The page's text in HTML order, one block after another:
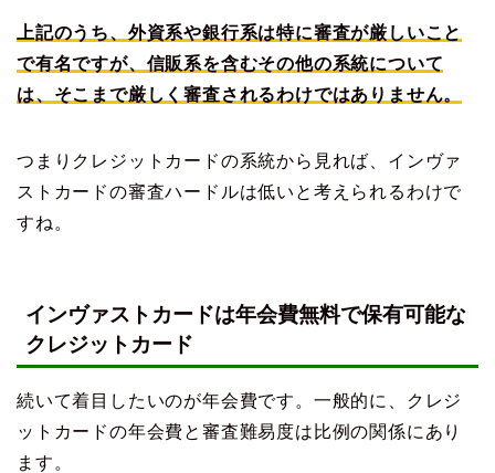
上記のうち、外資系や銀行系は特に審査が厳しいこと
で有名ですが、信販系を含むその他の系統について
は、そこまで厳しく審査されるわけではありません。
つまりクレジットカードの系統から見れば、インヴァ
ストカードの審査ハードルは低いと考えられるわけで
すね。
インヴァストカードは年会費無料で保有可能な
クレジットカード
続いて着目したいのが年会費です。一般的に、クレジ
ットカードの年会費と審査難易度は比例の関係にあり
ます。